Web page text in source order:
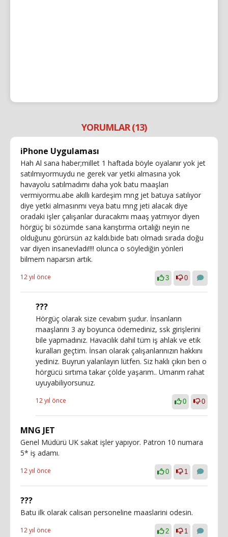
YORUMLAR (13)
iPhone Uygulaması
Hah Al sana haber;millet 1 haftada böyle oyalanır yok jet
satılmıyormuydu ne gerek var yetki almasına yok
havayolu satılmadımı daha yok batu maaşları
vermiyormu.abe akıllı kardeşim mng jet batuya satılıyor
diye yetki almasınmı veya batu mng jeti alacak diye
oradaki işler çalışanlar duracakmı maaş yatmıyor diyen
hörgüç bi sözümde sana karıştırma ortalığı neyin ne
olduğunu görürsün az kaldı.bide batı olmadı sırada doğu
var diyen insanevladı!!!! olunca o söylediğin yönleri
bilmem naparsın artık.
12 yıl önce 3 0
???
Hörgüç olarak size cevabım şudur. İnsanların
maaşlarını 3 ay boyunca ödemediniz, ssk girişlerini
bile yapmadınız. Havacılık dahil tüm iş ahlak ve etik
kuralları geçtim. İnsan olarak çalışanlarınızın hakkını
yediniz. Buyrun yalanlayın lütfen. Siz haklı çıkın ben o
hörgücü sırtıma takar çölde yaşarım.. Umarım rahat
uyuyabiliyorsunuz.
12 yıl önce 0 0
MNG JET
Genel Müdürü UK sakat işler yapıyor. Patron 10 numara
5* iş adamı.
12 yıl önce 0 1
???
Batu ilk olarak calisan personeline maaslarini odesin.
12 yıl önce 2 1